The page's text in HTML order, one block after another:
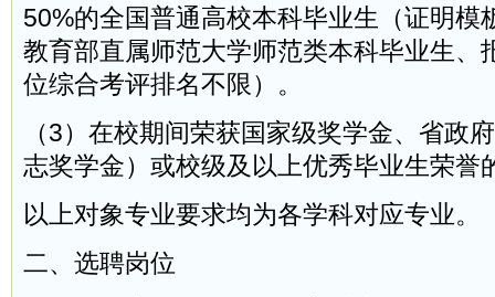
50%的全国普通高校本科毕业生（证明模
教育部直属师范大学师范类本科毕业生、
位综合考评排名不限）。
（3）在校期间荣获国家级奖学金、省政
志奖学金）或校级及以上优秀毕业生荣誉
以上对象专业要求均为各学科对应专业。
二、选聘岗位